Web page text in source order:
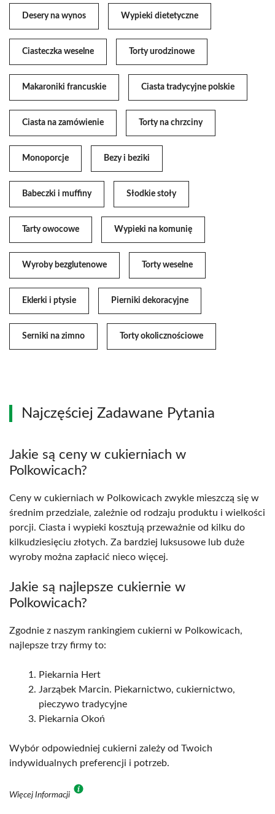
Desery na wynos Wypieki dietetyczne
Ciasteczka weselne Torty urodzinowe
Makaroniki francuskie Ciasta tradycyjne polskie
Ciasta na zamówienie Torty na chrzciny
Monoporcje Bezy i beziki
Babeczki i muffiny Słodkie stoły
Tarty owocowe Wypieki na komunię
Wyroby bezglutenowe Torty weselne
Eklerki i ptysie Pierniki dekoracyjne
Serniki na zimno Torty okolicznościowe
Najczęściej Zadawane Pytania
Jakie są ceny w cukierniach w
Polkowicach?
Ceny w cukierniach w Polkowicach zwykle mieszczą się w
średnim przedziale, zależnie od rodzaju produktu i wielkości
porcji. Ciasta i wypieki kosztują przeważnie od kilku do
kilkudziesięciu złotych. Za bardziej luksusowe lub duże
wyroby można zapłacić nieco więcej.
Jakie są najlepsze cukiernie w
Polkowicach?
Zgodnie z naszym rankingiem cukierni w Polkowicach,
najlepsze trzy firmy to:
Piekarnia Hert
Jarząbek Marcin. Piekarnictwo, cukiernictwo,
pieczywo tradycyjne
Piekarnia Okoń
Wybór odpowiedniej cukierni zależy od Twoich
indywidualnych preferencji i potrzeb.
Więcej Informacji